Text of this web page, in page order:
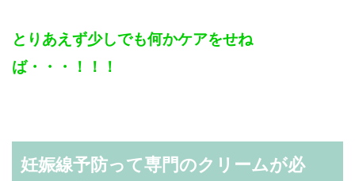
とりあえず少しでも何かケアをせね
ば・・・！！！
妊娠線予防って専門のクリームが必